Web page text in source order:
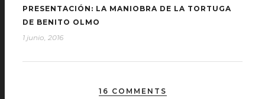
PRESENTACIÓN: LA MANIOBRA DE LA TORTUGA
DE BENITO OLMO
1 junio, 2016
16 COMMENTS